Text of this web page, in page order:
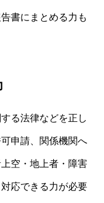
書にまとめる力も
る法律などを正し
申請、関係機関へ
空・地上者・障害
応できる力が必要